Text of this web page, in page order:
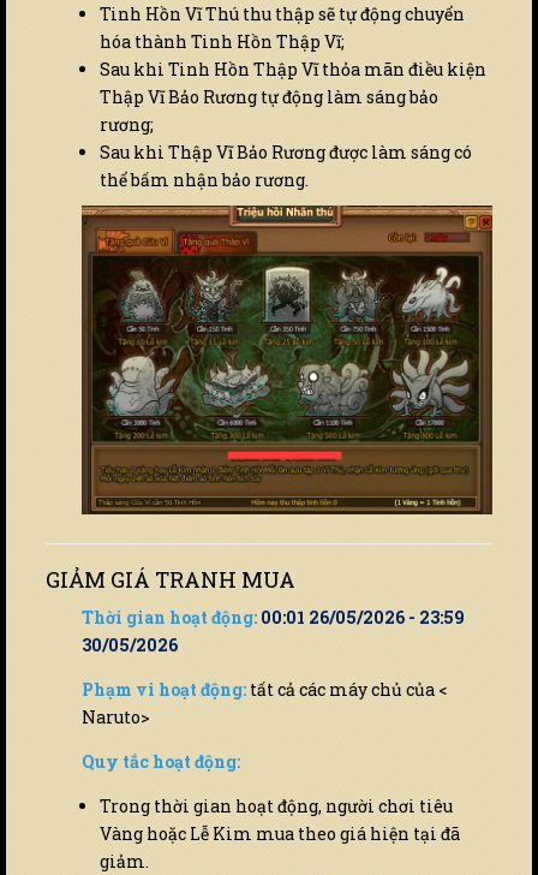
Tinh Hồn Vĩ Thú thu thập sẽ tự động chuyển
hóa thành Tinh Hồn Thập Vĩ;
Sau khi Tinh Hồn Thập Vĩ thỏa mãn điều kiện
Thập Vĩ Bảo Rương tự động làm sáng bảo
rương;
Sau khi Thập Vĩ Bảo Rương được làm sáng có
thể bấm nhận bảo rương.
GIẢM GIÁ TRANH MUA
Thời gian hoạt động: 00:01 26/05/2026 - 23:59
30/05/2026
Phạm vi hoạt động: tất cả các máy chủ của <
Naruto>
Quy tắc hoạt động:
Trong thời gian hoạt động, người chơi tiêu
Vàng hoặc Lễ Kim mua theo giá hiện tại đã
giảm.